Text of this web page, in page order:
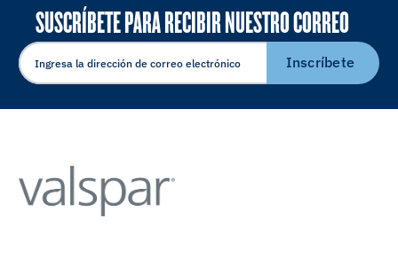
SUSCRÍBETE PARA RECIBIR NUESTRO CORREO
ELECTRÓNICO
Inscríbete